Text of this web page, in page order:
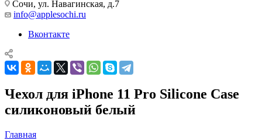
Сочи, ул. Навагинская, д.7
info@applesochi.ru
Вконтакте
Чехол для iPhone 11 Pro Silicone Case
силиконовый белый
Главная